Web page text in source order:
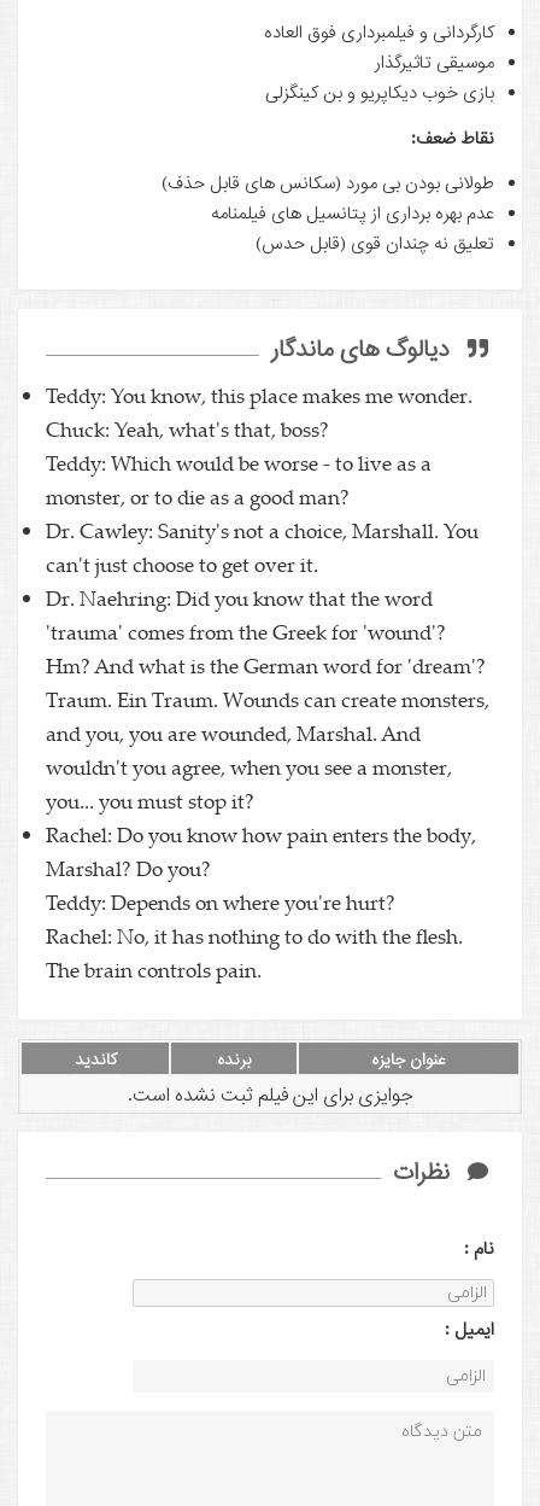
کارگردانی و فیلمبرداری فوق العاده
موسیقی تاثیرگذار
بازی خوب دیکاپریو و بن کینگزلی
نقاط ضعف:
طولانی بودن بی مورد (سکانس های قابل حذف)
عدم بهره برداری از پتانسیل های فیلمنامه
تعلیق نه چندان قوی (قابل حدس)
دیالوگ های ماندگار
Teddy: You know, this place makes me wonder.
Chuck: Yeah, what's that, boss?
Teddy: Which would be worse - to live as a
monster, or to die as a good man?
Dr. Cawley: Sanity's not a choice, Marshall. You
can't just choose to get over it.
Dr. Naehring: Did you know that the word
'trauma' comes from the Greek for 'wound'?
Hm? And what is the German word for 'dream'?
Traum. Ein Traum. Wounds can create monsters,
and you, you are wounded, Marshal. And
wouldn't you agree, when you see a monster,
you... you must stop it?
Rachel: Do you know how pain enters the body,
Marshal? Do you?
Teddy: Depends on where you're hurt?
Rachel: No, it has nothing to do with the flesh.
The brain controls pain.
عنوان جایزه برنده کاندید
جوایزی برای این فیلم ثبت نشده است.
نظرات
نام :
ايميل :